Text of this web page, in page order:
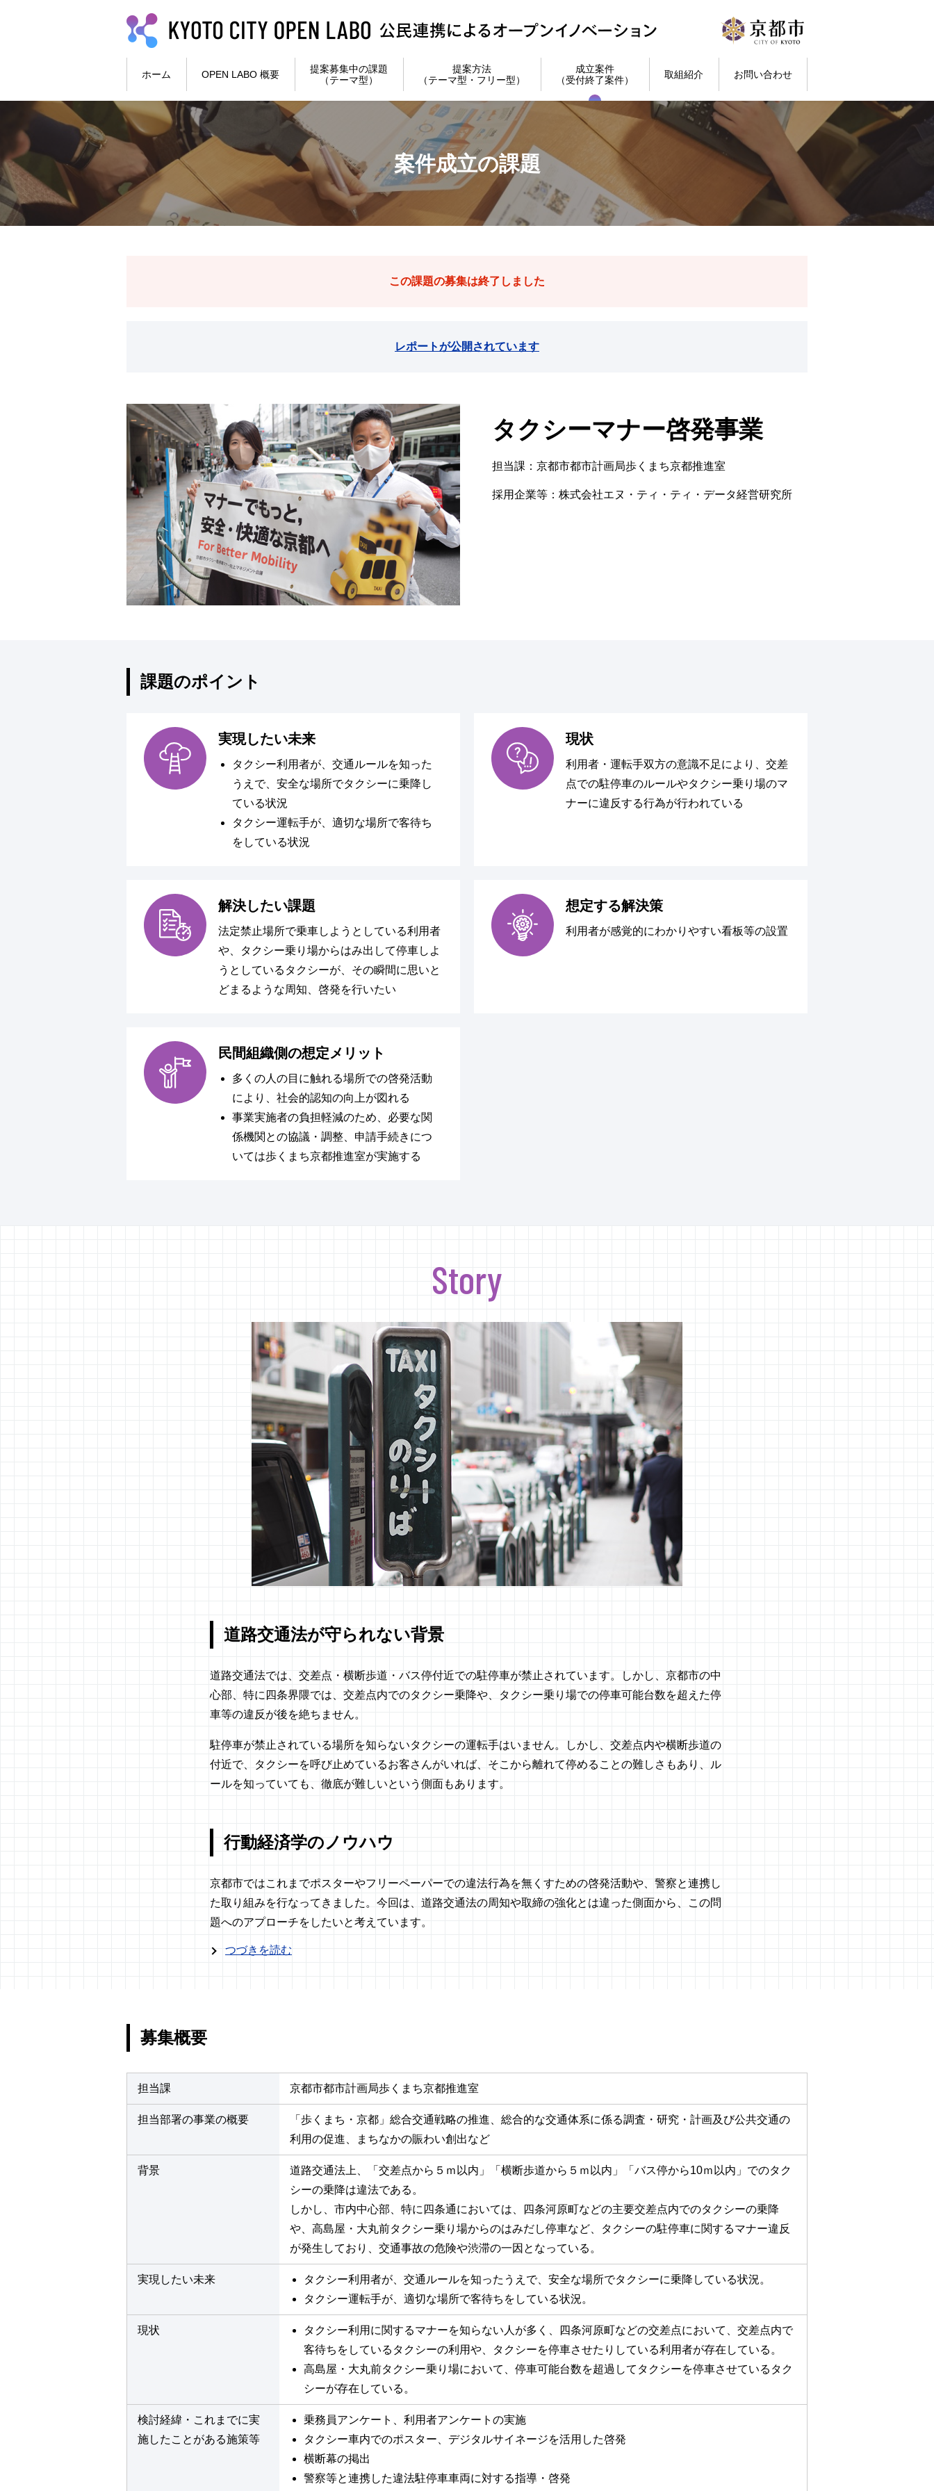
本文へ
ホーム OPEN LABO 概要
提案募集中の課題
（テーマ型）
提案方法
（テーマ型・フリー型）
成立案件
（受付終了案件）
取組紹介 お問い合わせ
ここから本文です。
案件成立の課題
この課題の募集は終了しました
レポートが公開されています
タクシーマナー啓発事業
担当課：京都市都市計画局歩くまち京都推進室
採用企業等：株式会社エヌ・ティ・ティ・データ経営研究所
課題のポイント
実現したい未来
タクシー利用者が、交通ルールを知った
うえで、安全な場所でタクシーに乗降し
ている状況
タクシー運転手が、適切な場所で客待ち
をしている状況
現状
利用者・運転手双方の意識不足により、交差
点での駐停車のルールやタクシー乗り場のマ
ナーに違反する行為が行われている
解決したい課題
法定禁止場所で乗車しようとしている利用者
や、タクシー乗り場からはみ出して停車しよ
うとしているタクシーが、その瞬間に思いと
どまるような周知、啓発を行いたい
想定する解決策
利用者が感覚的にわかりやすい看板等の設置
民間組織側の想定メリット
多くの人の目に触れる場所での啓発活動
により、社会的認知の向上が図れる
事業実施者の負担軽減のため、必要な関
係機関との協議・調整、申請手続きにつ
いては歩くまち京都推進室が実施する
Story
道路交通法が守られない背景
道路交通法では、交差点・横断歩道・バス停付近での駐停車が禁止されています。しかし、京都市の中
心部、特に四条界隈では、交差点内でのタクシー乗降や、タクシー乗り場での停車可能台数を超えた停
車等の違反が後を絶ちません。
駐停車が禁止されている場所を知らないタクシーの運転手はいません。しかし、交差点内や横断歩道の
付近で、タクシーを呼び止めているお客さんがいれば、そこから離れて停めることの難しさもあり、ル
ールを知っていても、徹底が難しいという側面もあります。
行動経済学のノウハウ
京都市ではこれまでポスターやフリーペーパーでの違法行為を無くすための啓発活動や、警察と連携し
た取り組みを行なってきました。今回は、道路交通法の周知や取締の強化とは違った側面から、この問
題へのアプローチをしたいと考えています。
つづきを読む
募集概要
担当課 京都市都市計画局歩くまち京都推進室
担当部署の事業の概要
「歩くまち・京都」総合交通戦略の推進、総合的な交通体系に係る調査・研究・計画及び公共交通の
利用の促進、まちなかの賑わい創出など
背景
道路交通法上、「交差点から５ｍ以内」「横断歩道から５ｍ以内」「バス停から10ｍ以内」でのタク
シーの乗降は違法である。
しかし、市内中心部、特に四条通においては、四条河原町などの主要交差点内でのタクシーの乗降
や、高島屋・大丸前タクシー乗り場からのはみだし停車など、タクシーの駐停車に関するマナー違反
が発生しており、交通事故の危険や渋滞の一因となっている。
実現したい未来
タクシー利用者が、交通ルールを知ったうえで、安全な場所でタクシーに乗降している状況。
タクシー運転手が、適切な場所で客待ちをしている状況。
現状
タクシー利用に関するマナーを知らない人が多く、四条河原町などの交差点において、交差点内で
客待ちをしているタクシーの利用や、タクシーを停車させたりしている利用者が存在している。
高島屋・大丸前タクシー乗り場において、停車可能台数を超過してタクシーを停車させているタク
シーが存在している。
検討経緯・これまでに実
施したことがある施策等
乗務員アンケート、利用者アンケートの実施
タクシー車内でのポスター、デジタルサイネージを活用した啓発
横断幕の掲出
警察等と連携した違法駐停車車両に対する指導・啓発